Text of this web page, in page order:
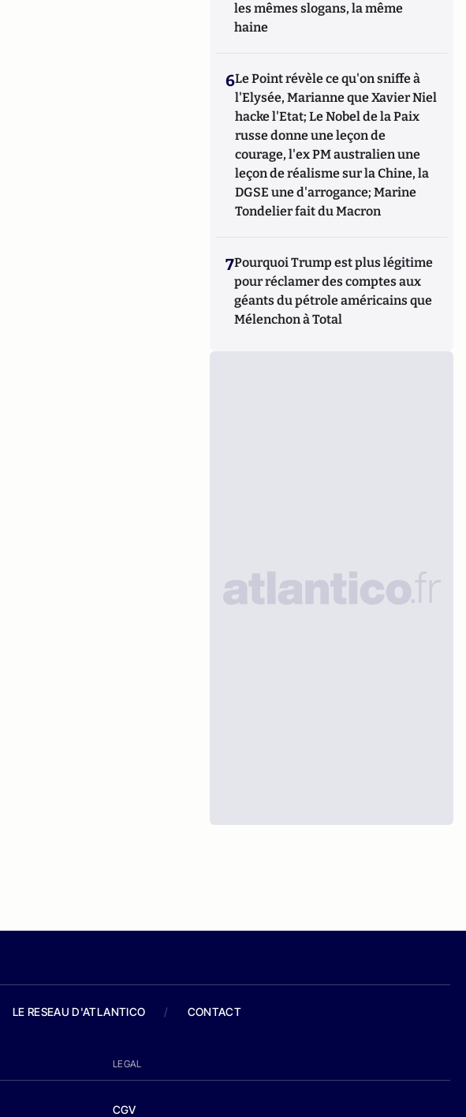
les mêmes slogans, la même
haine
6Le Point révèle ce qu'on sniffe à
l'Elysée, Marianne que Xavier Niel
hacke l'Etat; Le Nobel de la Paix
russe donne une leçon de
courage, l'ex PM australien une
leçon de réalisme sur la Chine, la
DGSE une d'arrogance; Marine
Tondelier fait du Macron
7Pourquoi Trump est plus légitime
pour réclamer des comptes aux
géants du pétrole américains que
Mélenchon à Total
LE RESEAU D'ATLANTICO / CONTACT
LEGAL
CGV